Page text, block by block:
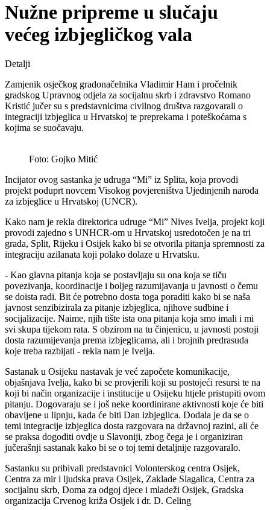
Nužne pripreme u slučaju
većeg izbjegličkog vala
Detalji
Zamjenik osječkog gradonačelnika Vladimir Ham i pročelnik
gradskog Upravnog odjela za socijalnu skrb i zdravstvo Romano
Kristić jučer su s predstavnicima civilnog društva razgovarali o
integraciji izbjeglica u Hrvatskoj te preprekama i poteškoćama s
kojima se suočavaju.
Foto: Gojko Mitić
Incijator ovog sastanka je udruga “Mi” iz Splita, koja provodi
projekt poduprt novcem Visokog povjereništva Ujedinjenih naroda
za izbjeglice u Hrvatskoj (UNCR).
Kako nam je rekla direktorica udruge “Mi” Nives Ivelja, projekt koji
provodi zajedno s UNHCR-om u Hrvatskoj usredotočen je na tri
grada, Split, Rijeku i Osijek kako bi se otvorila pitanja spremnosti za
integraciju azilanata koji polako dolaze u Hrvatsku.
- Kao glavna pitanja koja se postavljaju su ona koja se tiču
povezivanja, koordinacije i boljeg razumijavanja u javnosti o čemu
se doista radi. Bit će potrebno dosta toga poraditi kako bi se naša
javnost senzibizirala za pitanje izbjeglica, njihove sudbine i
socijalizacije. Naime, njih tište ista ona pitanja koja smo imali i mi
svi skupa tijekom rata. S obzirom na tu činjenicu, u javnosti postoji
dosta razumijevanja prema izbjeglicama, ali i brojnih predrasuda
koje treba razbijati - rekla nam je Ivelja.
Sastanak u Osijeku nastavak je već započete komunikacije,
objašnjava Ivelja, kako bi se provjerili koji su postojeći resursi te na
koji bi način organizacije i institucije u Osijeku htjele pristupiti ovom
pitanju. Dogovaraju se i još neke koordinirane aktivnosti koje će biti
obavljene u lipnju, kada će biti Dan izbjeglica. Dodala je da se o
temi integracije izbjeglica dosta razgovara na državnoj razini, ali će
se praksa dogoditi ovdje u Slavoniji, zbog čega je i organiziran
jučerašnji sastanak kako bi se o toj temi detaljnije razgovaralo.
Sastanku su pribivali predstavnici Volonterskog centra Osijek,
Centra za mir i ljudska prava Osijek, Zaklade Slagalica, Centra za
socijalnu skrb, Doma za odgoj djece i mladeži Osijek, Gradska
organizacija Crvenog križa Osijek i dr. D. Celing